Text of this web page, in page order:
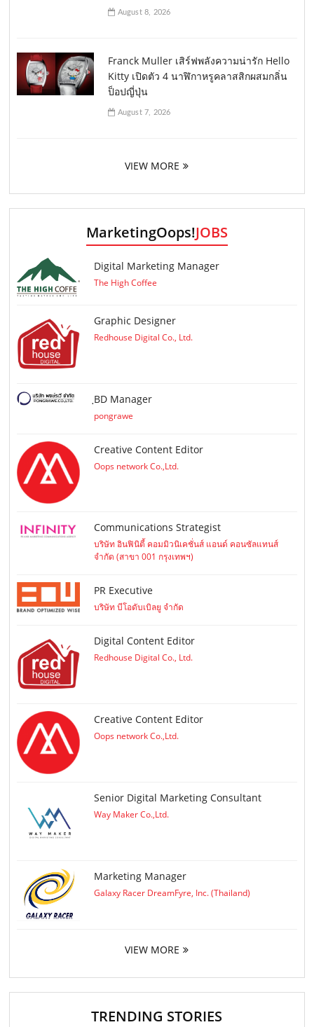
August 8, 2026
Franck Muller เสิร์ฟพลังความน่ารัก Hello
Kitty เปิดตัว 4 นาฬิกาหรูคลาสสิกผสมกลิ่น
ป็อปญี่ปุ่น
August 7, 2026
VIEW MORE
MarketingOops!JOBS
Digital Marketing Manager
The High Coffee
Graphic Designer
Redhouse Digital Co., Ltd.
ฺBD Manager
pongrawe
Creative Content Editor
Oops network Co.,Ltd.
Communications Strategist
บริษัท อินฟินิตี้ คอมมิวนิเคชั่นส์ แอนด์ คอนซัลแทนส์
จำกัด (สาขา 001 กรุงเทพฯ)
PR Executive
บริษัท บีโอดับเบิลยู จำกัด
Digital Content Editor
Redhouse Digital Co., Ltd.
Creative Content Editor
Oops network Co.,Ltd.
Senior Digital Marketing Consultant
Way Maker Co.,Ltd.
Marketing Manager
Galaxy Racer DreamFyre, Inc. (Thailand)
VIEW MORE
TRENDING STORIES